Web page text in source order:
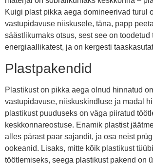
Kuigi plast pikka aega domineerivad turul
vastupidavuse niiskusele, täna, papp
säästlikumaks otsus, sest see on toodetud
energiaallikatest, ja on kergesti
Plastpakendid
Plastikust on pikka aega olnud hinnatud
vastupidavuse, niiskuskindluse ja madal
plastikust puuduseks on väga piiratud
keskkonnareostuse. Enamik plastist
alles pärast paar sajandit, ja osa neist
ookeanid. Lisaks, mitte kõik plastikust
töötlemiseks, seega plastikust pakend on